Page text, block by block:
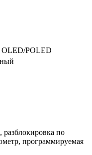
POLED
разблокировка по
программируемая